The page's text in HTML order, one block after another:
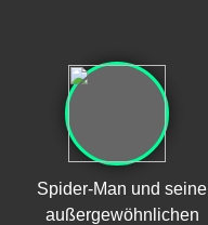
Spider-Man und seine
außergewöhnlichen